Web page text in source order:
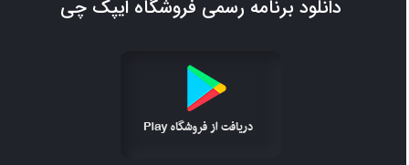
دانلود برنامه رسمی فروشگاه ایپک چی